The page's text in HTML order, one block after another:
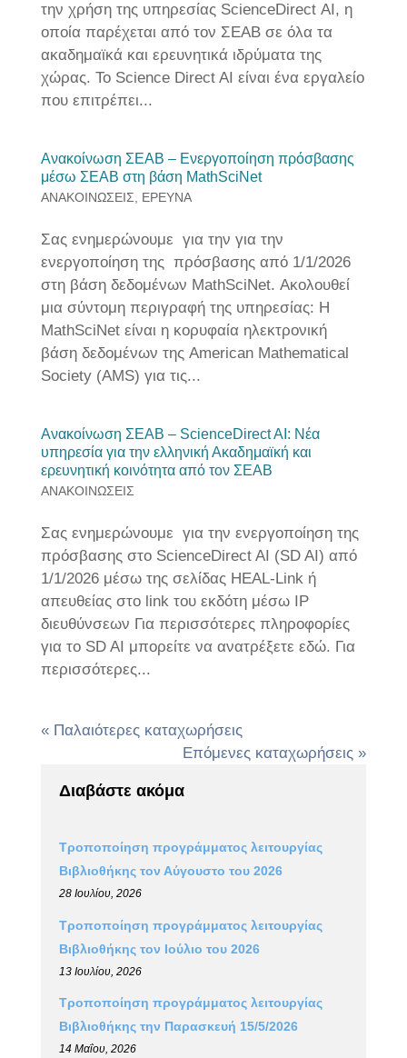
την χρήση της υπηρεσίας ScienceDirect ΑΙ, η
οποία παρέχεται από τον ΣΕΑΒ σε όλα τα
ακαδημαϊκά και ερευνητικά ιδρύματα της
χώρας. Το Science Direct AI είναι ένα εργαλείο
που επιτρέπει...
Ανακοίνωση ΣΕΑΒ – Ενεργοποίηση πρόσβασης
μέσω ΣΕΑΒ στη βάση MathSciNet
ΑΝΑΚΟΙΝΩΣΕΙΣ ΕΡΕΥΝΑ
Σας ενημερώνουμε για την για την
ενεργοποίηση της πρόσβασης από 1/1/2026
στη βάση δεδομένων MathSciNet. Ακολουθεί
μια σύντομη περιγραφή της υπηρεσίας: H
MathSciNet είναι η κορυφαία ηλεκτρονική
βάση δεδομένων της American Mathematical
Society (AMS) για τις...
Ανακοίνωση ΣΕΑΒ – ScienceDirect AI: Νέα
υπηρεσία για την ελληνική Ακαδημαϊκή και
ερευνητική κοινότητα από τον ΣΕΑΒ
ΑΝΑΚΟΙΝΩΣΕΙΣ
Σας ενημερώνουμε για την ενεργοποίηση της
πρόσβασης στο ScienceDirect AI (SD AI) από
1/1/2026 μέσω της σελίδας HEAL-Link ή
απευθείας στο link του εκδότη μέσω IP
διευθύνσεων Για περισσότερες πληροφορίες
για το SD AI μπορείτε να ανατρέξετε εδώ. Για
περισσότερες...
« Παλαιότερες καταχωρήσεις
Επόμενες καταχωρήσεις »
Διαβάστε ακόμα
Τροποποίηση προγράμματος λειτουργίας
Βιβλιοθήκης τον Αύγουστο του 2026
28 Ιουλίου, 2026
Τροποποίηση προγράμματος λειτουργίας
Βιβλιοθήκης τον Ιούλιο του 2026
13 Ιουλίου, 2026
Τροποποίηση προγράμματος λειτουργίας
Βιβλιοθήκης την Παρασκευή 15/5/2026
14 Μαΐου, 2026